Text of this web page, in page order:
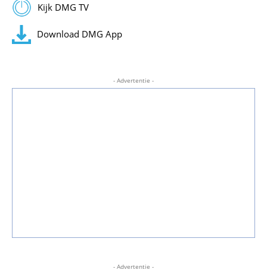
Kijk DMG TV
Download DMG App
- Advertentie -
- Advertentie -